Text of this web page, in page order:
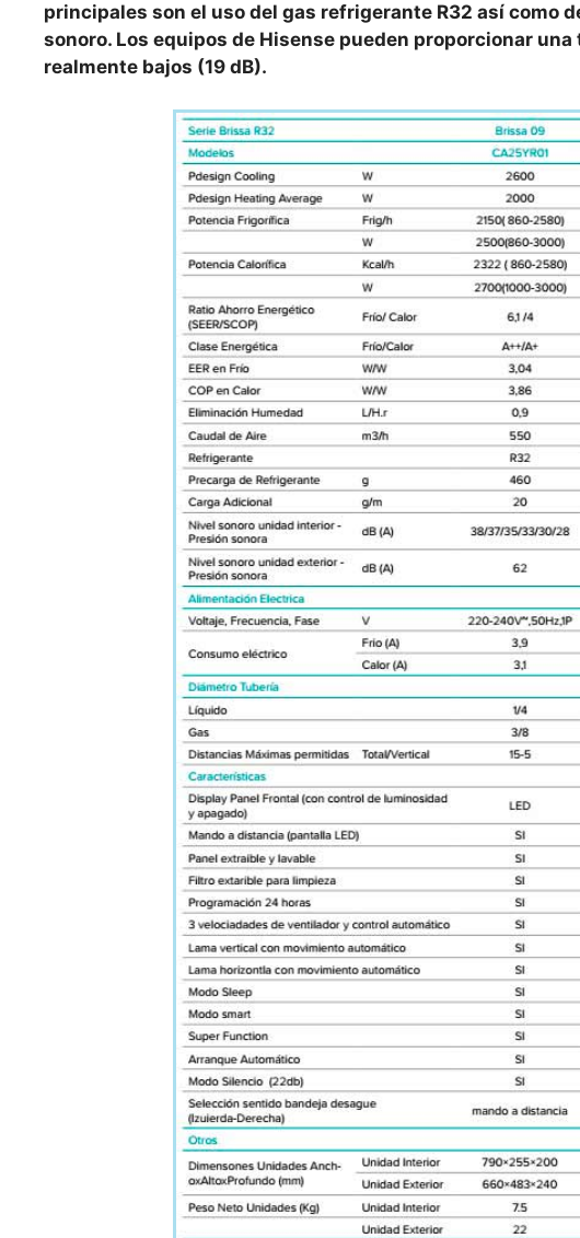
principales son el uso del gas refrigerante R32 así como
sonoro. Los equipos de Hisense pueden proporcionar
realmente bajos (19 dB).